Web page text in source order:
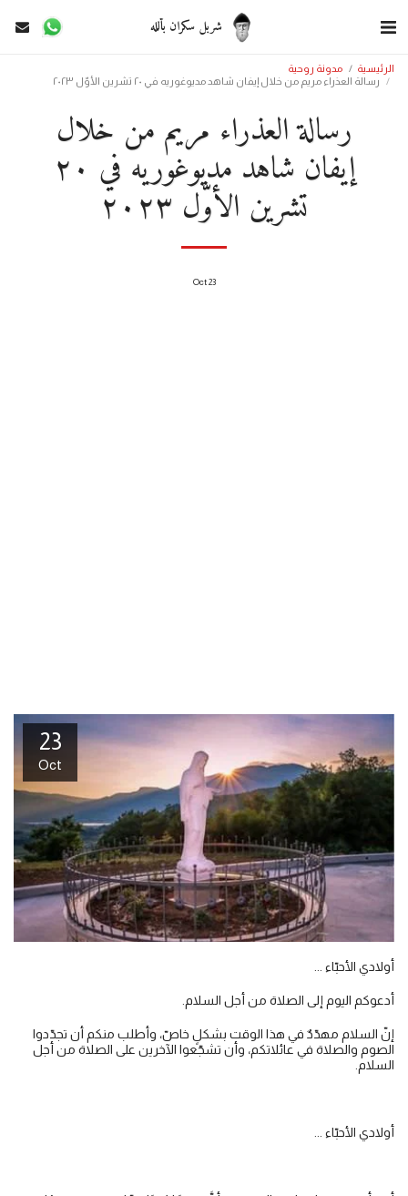
شربل سكران بألله
الرئيسية
مدونة روحية
رسالة العذراء مريم من خلال إيفان شاهد مديوغوريه في ٢٠ تشرين الأوّل ٢٠٢٣
رسالة العذراء مريم من خلال
إيفان شاهد مديوغوريه في ٢٠
تشرين الأوّل ٢٠٢٣
23
Oct
23
Oct
أولادي الأحبّاء ...
أدعوكم اليوم إلى الصلاة من أجل السلام.
إنّ السلام مهدّدٌ في هذا الوقت بشكلٍ خاصّ، وأطلب منكم أن تجدّدوا
الصوم والصلاة في عائلاتكم، وأن تشجّعوا الآخرين على الصلاة من أجل
السلام.
أولادي الأحبّاء ...